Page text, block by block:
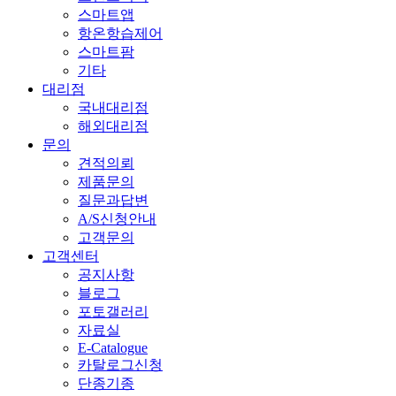
스마트앱
항온항습제어
스마트팜
기타
대리점
국내대리점
해외대리점
문의
견적의뢰
제품문의
질문과답변
A/S신청안내
고객문의
고객센터
공지사항
블로그
포토갤러리
자료실
E-Catalogue
카탈로그신청
단종기종